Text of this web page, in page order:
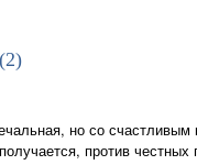
2)
но со
против честных